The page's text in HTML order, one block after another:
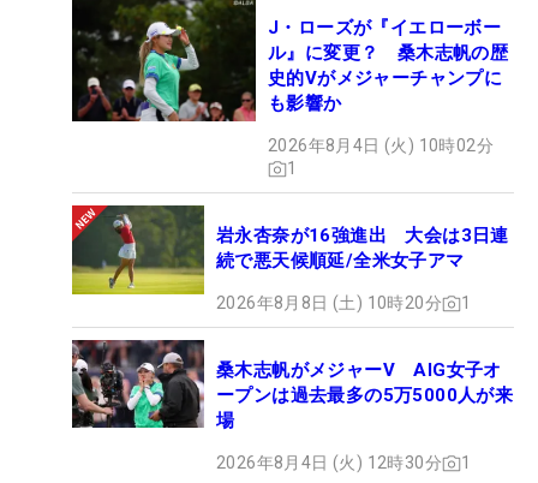
J・ローズが『イエローボー
ル』に変更？ 桑木志帆の歴
史的Vがメジャーチャンプに
も影響か
2026年8月4日 (火) 10時02分
1
岩永杏奈が16強進出 大会は3日連
続で悪天候順延/全米女子アマ
2026年8月8日 (土) 10時20分 1
桑木志帆がメジャーV AIG女子オ
ープンは過去最多の5万5000人が来
場
2026年8月4日 (火) 12時30分 1